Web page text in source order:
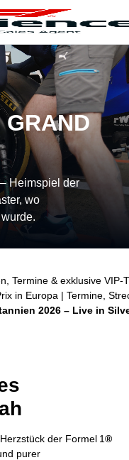
GRAND
Heimspiel der
wo
Termine & exklusive VIP-
in Europa | Termine,
2026 – Live in
der Formel 1®
purer